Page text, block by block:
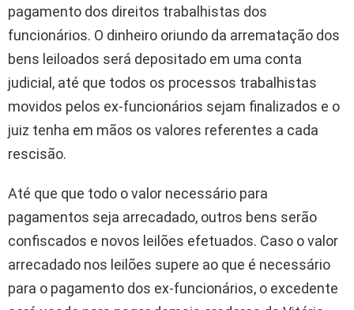
pagamento dos direitos trabalhistas dos
funcionários. O dinheiro oriundo da arrematação dos
bens leiloados será depositado em uma conta
judicial, até que todos os processos trabalhistas
movidos pelos ex-funcionários sejam finalizados e o
juiz tenha em mãos os valores referentes a cada
rescisão.
Até que que todo o valor necessário para
pagamentos seja arrecadado, outros bens serão
confiscados e novos leilões efetuados. Caso o valor
arrecadado nos leilões supere ao que é necessário
para o pagamento dos ex-funcionários, o excedente